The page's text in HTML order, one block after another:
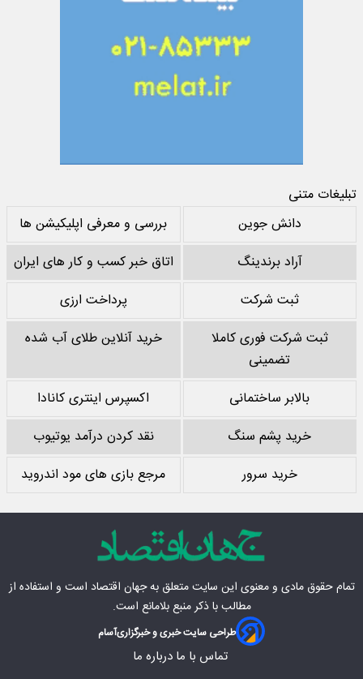
تبلیغات متنی
دانش جوین
بررسی و معرفی اپلیکیشن ها
آراد برندینگ
اتاق خبر کسب و کار های ایران
ثبت شرکت
پرداخت ارزی
ثبت شرکت فوری کاملا
تضمینی
خرید آنلاین طلای آب شده
بالابر ساختمانی
اکسپرس اینتری کانادا
خرید پشم سنگ
نقد کردن درآمد یوتیوب
خرید سرور
مرجع بازی های مود اندروید
تمام حقوق مادی‌ و معنوی این سایت متعلق بهجهان اقتصاد است و استفاده از
مطالب با ذکر منبع بلامانع است.
طراحی سایت خبری و خبرگزاریآسام
تماس با ما درباره ما